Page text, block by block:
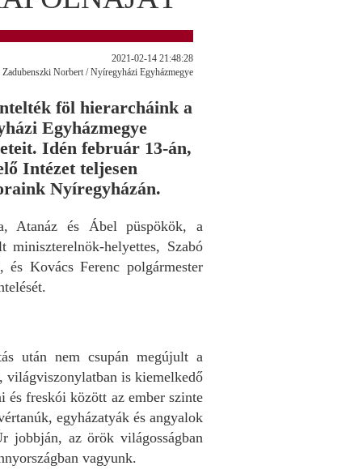
2021-02-14 21:48:28
Norbert / Nyíregyházi Egyházmegye
föl hierarcháink a
Egyházmegye
Idén február 13-án,
Intézet teljesen
Nyíregyházán.
Atanáz és Ábel püspökök, a
helyettes, Szabó
Kovács Ferenc polgármester
után nem csupán megújult a
világviszonylatban is kiemelkedő
és freskói között az ember szinte
egyházatyák és angyalok
jobbján, az örök világosságban
vagyunk.